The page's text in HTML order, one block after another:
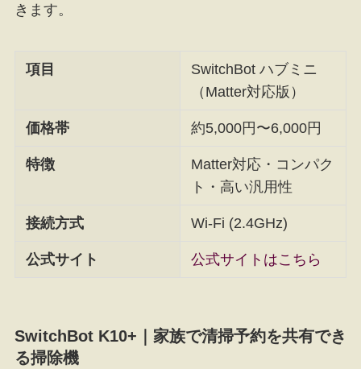
きます。
項目
SwitchBot ハブミニ
（Matter対応版）
価格帯 約5,000円〜6,000円
特徴
Matter対応・コンパク
ト・高い汎用性
接続方式 Wi-Fi (2.4GHz)
公式サイト 公式サイトはこちら
SwitchBot K10+｜家族で清掃予約を共有でき
る掃除機